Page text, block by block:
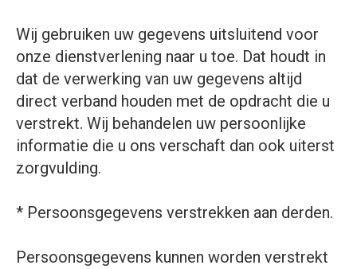
Wij gebruiken uw gegevens uitsluitend voor
onze dienstverlening naar u toe. Dat houdt in
dat de verwerking van uw gegevens altijd
direct verband houden met de opdracht die u
verstrekt. Wij behandelen uw persoonlijke
informatie die u ons verschaft dan ook uiterst
zorgvulding.
* Persoonsgegevens verstrekken aan derden.
Persoonsgegevens kunnen worden verstrekt